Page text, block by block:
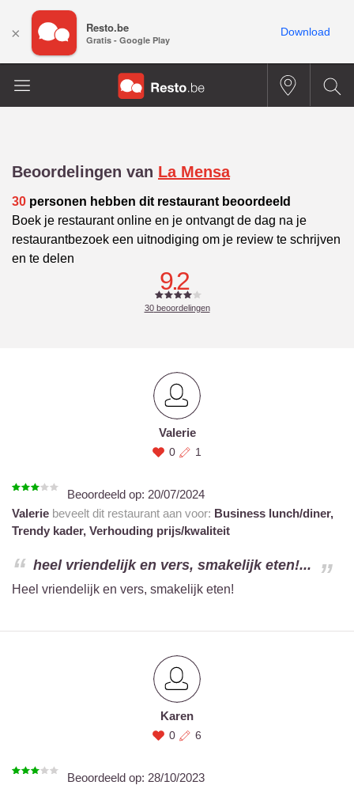
Beoordelingen van La Mensa
30 personen hebben dit restaurant beoordeeld
Boek je restaurant online en je ontvangt de dag na je
restaurantbezoek een uitnodiging om je review te schrijven
en te delen
9.2
30beoordelingen
Valerie
0 1
Beoordeeld op: 20/07/2024
Valerie beveelt dit restaurant aan voor: Business lunch/diner,
Trendy kader, Verhouding prijs/kwaliteit
heel vriendelijk en vers, smakelijk eten!...
Heel vriendelijk en vers, smakelijk eten!
Karen
0 6
Beoordeeld op: 28/10/2023
× Resto.be
Gratis - Google Play
Download